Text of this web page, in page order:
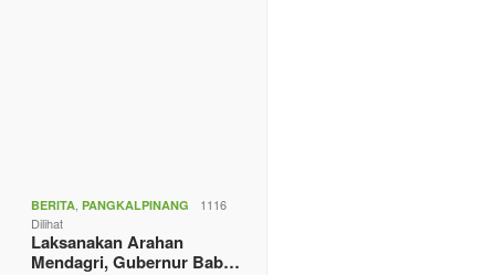
BERITA ,PANGKALPINANG
1116
Dilihat
Laksanakan Arahan
Mendagri, Gubernur Bab…